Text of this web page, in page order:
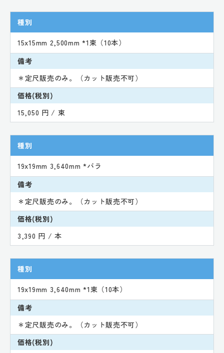
種別
15x15mm 2,500mm *1束（10本）
備考
＊定尺販売のみ。（カット販売不可）
価格(税別)
15,050 円 / 束
種別
19x19mm 3,640mm *バラ
備考
＊定尺販売のみ。（カット販売不可）
価格(税別)
3,390 円 / 本
種別
19x19mm 3,640mm *1束（10本）
備考
＊定尺販売のみ。（カット販売不可）
価格(税別)